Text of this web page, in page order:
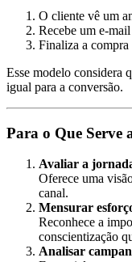
O cliente vê um
Recebe um e-
Finaliza a
Esse modelo considera
igual para a conversão.
Para o Que
Avaliar a
Oferece uma
canal.
Mensurar
Reconhece a
conscientização
Analisar